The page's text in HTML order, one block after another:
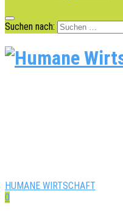
Suchen nach:
HUMANE WIRTSCHAFT
0